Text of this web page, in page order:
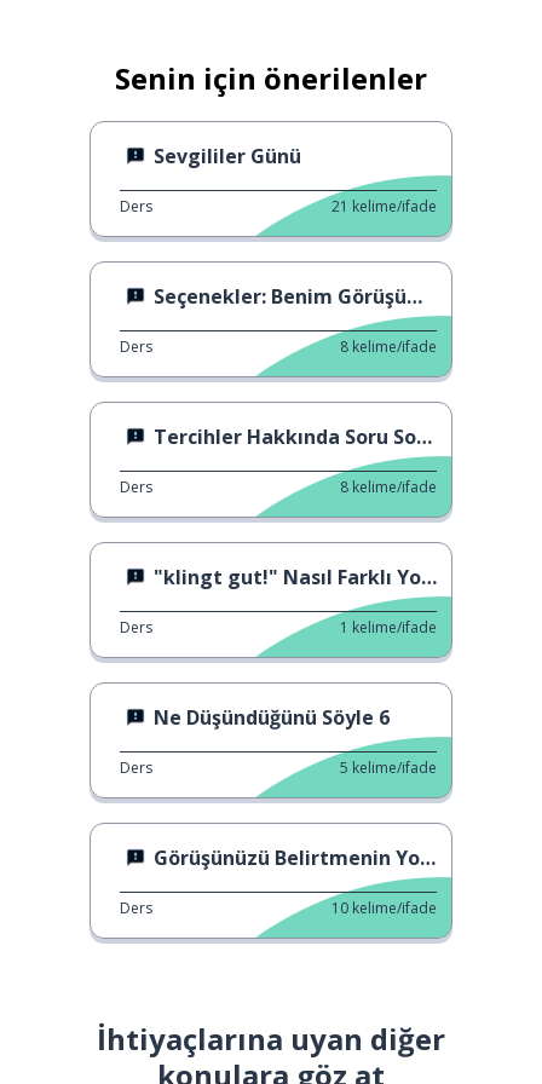
Senin için önerilenler
Sevgililer Günü
Ders 21 kelime/ifade
Seçenekler: Benim Görüşüme Göre
Ders 8 kelime/ifade
Tercihler Hakkında Soru Sorma
Ders 8 kelime/ifade
"klingt gut!" Nasıl Farklı Yollarla Kullanılır?
Ders 1 kelime/ifade
Ne Düşündüğünü Söyle 6
Ders 5 kelime/ifade
Görüşünüzü Belirtmenin Yolları
Ders 10 kelime/ifade
İhtiyaçlarına uyan diğer
konulara göz at